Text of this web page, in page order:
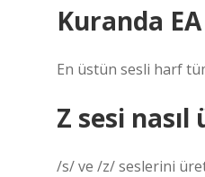
Kuranda
En üstün sesli harf
Z sesi
/s/ ve /z/ seslerini